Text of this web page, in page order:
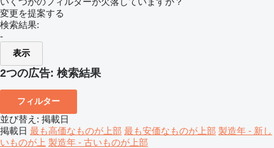
変更を提案する
検索結果:
-
表示
2つの広告: 検索結果
フィルター
並び替え : 掲載日
掲載日 最も高価なものが上部 最も安価なものが上部 製造年 - 新し
いものが上 製造年 - 古いものが上部